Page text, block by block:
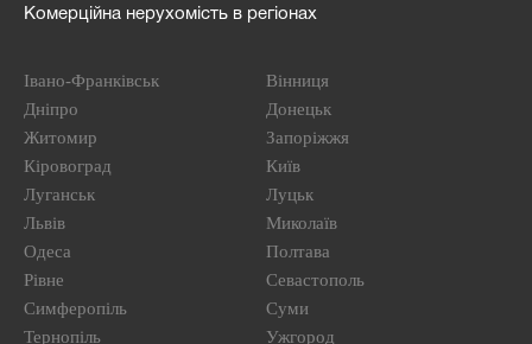
Комерційна нерухомість в регіонах
Івано-Франківськ
Вінниця
Дніпро
Донецьк
Житомир
Запоріжжя
Кіровоград
Київ
Луганськ
Луцьк
Львів
Миколаїв
Одеса
Полтава
Рівне
Севастополь
Симферопіль
Суми
Тернопіль
Ужгород